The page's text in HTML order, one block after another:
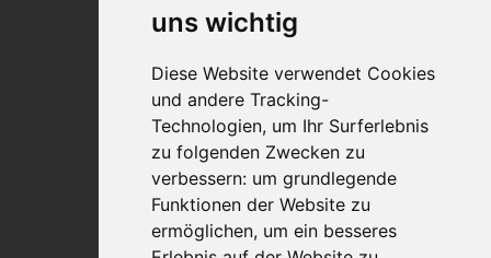
uns wichtig
Diese Website verwendet Cookies
und andere Tracking-
Technologien, um Ihr Surferlebnis
zu folgenden Zwecken zu
verbessern: um grundlegende
Funktionen der Website zu
ermöglichen, um ein besseres
Qualitätsaussage
Kontakt
Vertriebspartnerfinder
Häufig gestellte Fragen
Datenschutz-Bestimmungen
Nutzungsbedingungen
Richtlinien/AGBs